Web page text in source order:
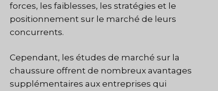
forces, les faiblesses, les stratégies et le
positionnement sur le marché de leurs
concurrents.
Cependant, les études de marché sur la
chaussure offrent de nombreux avantages
supplémentaires aux entreprises qui